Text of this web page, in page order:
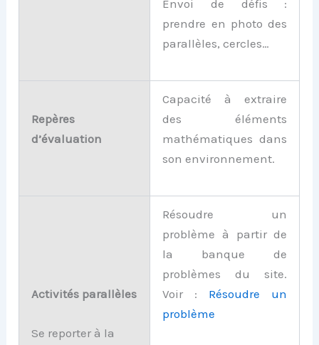
Envoi de défis :
prendre en photo des
parallèles, cercles…
Repères
d’évaluation
Capacité à extraire
des éléments
mathématiques dans
son environnement.
Activités parallèles
Se reporter à la
Résoudre un
problème à partir de
la banque de
problèmes du site.
Voir : Résoudre un
problème